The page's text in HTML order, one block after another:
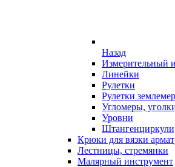
Назад
Измерительный
Линейки
Рулетки
Рулетки
Угломеры,
Уровни
Крюки для вязки
Лестницы, стремянки
Малярный инструмент